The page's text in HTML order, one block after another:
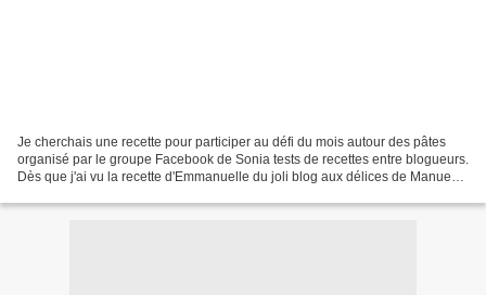
Je cherchais une recette pour participer au défi du mois autour des pâtes
organisé par le groupe Facebook de Sonia tests de recettes entre blogueurs.
Dès que j'ai vu la recette d'Emmanuelle du joli blog aux délices de Manue